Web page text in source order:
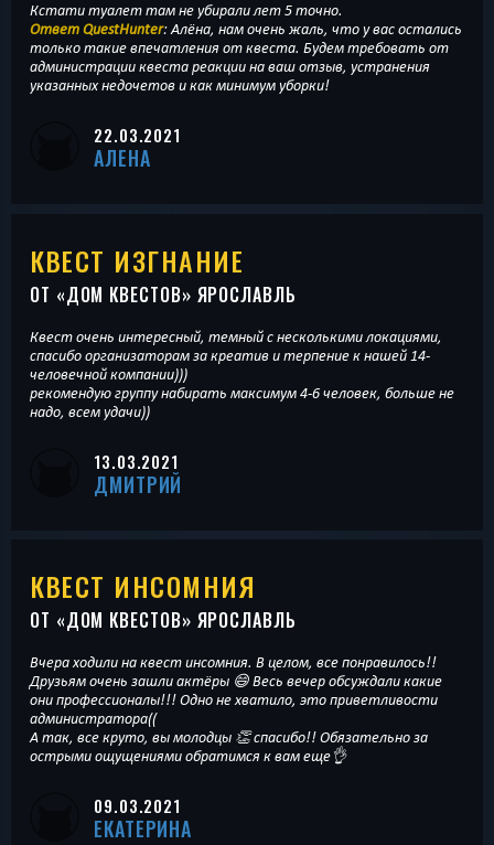
Кстати туалет там не убирали лет 5 точно.
Ответ QuestHunter: Алёна, нам очень жаль, что у вас остались
только такие впечатления от квеста. Будем требовать от
администрации квеста реакции на ваш отзыв, устранения
указанных недочетов и как минимум уборки!
22.03.2021
АЛЕНА
КВЕСТ ИЗГНАНИЕ
ОТ «ДОМ КВЕСТОВ» ЯРОСЛАВЛЬ
Квест очень интересный, темный с несколькими локациями,
спасибо организаторам за креатив и терпение к нашей 14-
человечной компании)))
рекомендую группу набирать максимум 4-6 человек, больше не
надо, всем удачи))
13.03.2021
ДМИТРИЙ
КВЕСТ ИНСОМНИЯ
ОТ «ДОМ КВЕСТОВ» ЯРОСЛАВЛЬ
Вчера ходили на квест инсомния. В целом, все понравилось!!
Друзьям очень зашли актёры 😄 Весь вечер обсуждали какие
они профессионалы!!! Одно не хватило, это приветливости
администратора((
А так, все круто, вы молодцы 👏 спасибо!! Обязательно за
острыми ощущениями обратимся к вам еще👌
09.03.2021
ЕКАТЕРИНА